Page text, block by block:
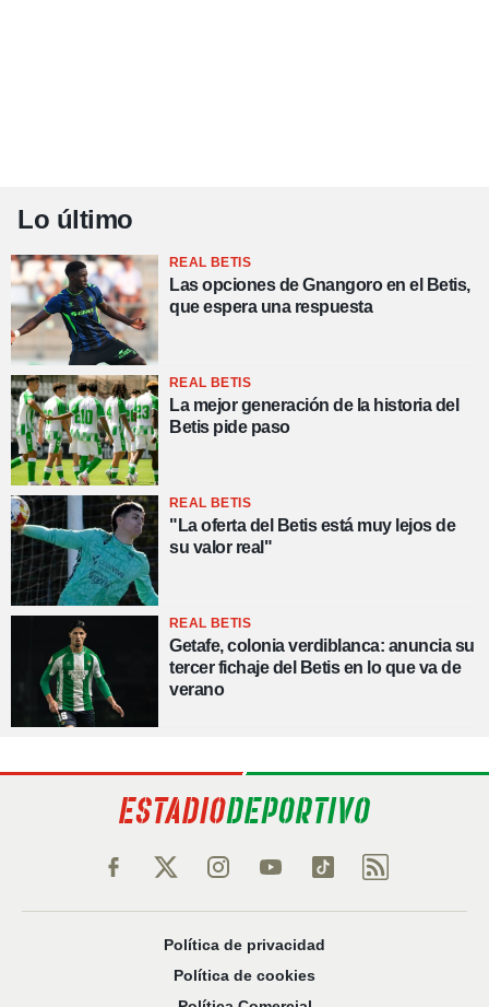
Lo último
REAL BETIS
Las opciones de Gnangoro en el Betis,
que espera una respuesta
REAL BETIS
La mejor generación de la historia del
Betis pide paso
REAL BETIS
"La oferta del Betis está muy lejos de
su valor real"
REAL BETIS
Getafe, colonia verdiblanca: anuncia su
tercer fichaje del Betis en lo que va de
verano
Política de privacidad
Política de cookies